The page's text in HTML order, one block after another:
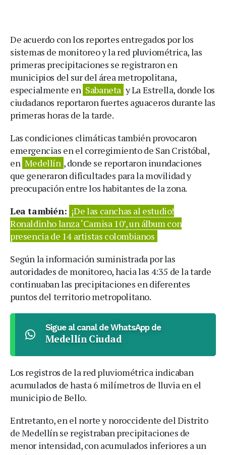
De acuerdo con los reportes entregados por los
sistemas de monitoreo y la red pluviométrica, las
primeras precipitaciones se registraron en
municipios del sur del área metropolitana,
especialmente en Sabaneta y La Estrella, donde los
ciudadanos reportaron fuertes aguaceros durante las
primeras horas de la tarde.
Las condiciones climáticas también provocaron
emergencias en el corregimiento de San Cristóbal,
en Medellín , donde se reportaron inundaciones
que generaron dificultades para la movilidad y
preocupación entre los habitantes de la zona.
Lea también: ¡De las canchas al estudio!
Ronaldinho lanza ‘Camisa 10’, un álbum con
presencia de 14 artistas colombianos
Según la información suministrada por las
autoridades de monitoreo, hacia las 4:35 de la tarde
continuaban las precipitaciones en diferentes
puntos del territorio metropolitano.
Sigue al canal de WhatsApp de
Medellín Ciudad
Los registros de la red pluviométrica indicaban
acumulados de hasta 6 milímetros de lluvia en el
municipio de Bello.
Entretanto, en el norte y noroccidente del Distrito
de Medellín se registraban precipitaciones de
menor intensidad, con acumulados inferiores a un